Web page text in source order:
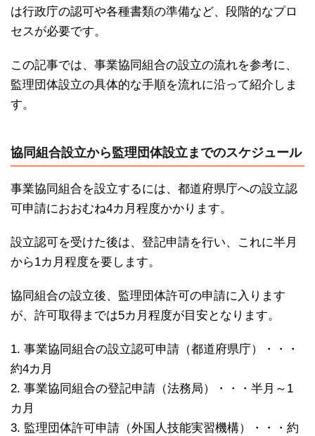
は行政庁の認可や各種書類の準備など、段階的なプロ
セスが必要です。
この記事では、事業協同組合の設立の流れを参考に、
監理団体設立の具体的な手順を流れに沿って紹介しま
す。
協同組合設立から監理団体設立までのスケジュール
事業協同組合を設立するには、都道府県庁への設立認
可申請におおむね4カ月程度かかります。
設立認可を受けた後は、登記申請を行い、これに半月
から1カ月程度を要します。
協同組合の設立後、監理団体許可の申請に入ります
が、許可取得までは5カ月程度が目安となります。
1. 事業協同組合の設立認可申請（都道府県庁）・・・
約4カ月
2. 事業協同組合の登記申請（法務局）・・・半月～1
カ月
3. 監理団体許可申請（外国人技能実習機構）・・・約